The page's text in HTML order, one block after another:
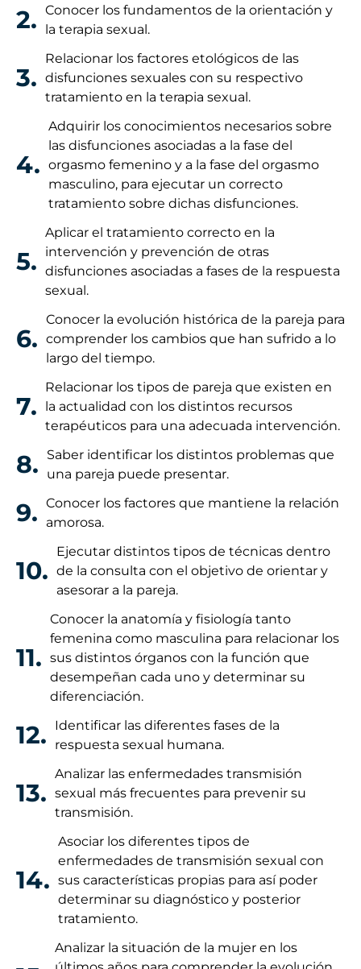
2. Conocer los fundamentos de la orientación y
la terapia sexual.
3.
Relacionar los factores etológicos de las
disfunciones sexuales con su respectivo
tratamiento en la terapia sexual.
4.
Adquirir los conocimientos necesarios sobre
las disfunciones asociadas a la fase del
orgasmo femenino y a la fase del orgasmo
masculino, para ejecutar un correcto
tratamiento sobre dichas disfunciones.
5.
Aplicar el tratamiento correcto en la
intervención y prevención de otras
disfunciones asociadas a fases de la respuesta
sexual.
6.
Conocer la evolución histórica de la pareja para
comprender los cambios que han sufrido a lo
largo del tiempo.
7.
Relacionar los tipos de pareja que existen en
la actualidad con los distintos recursos
terapéuticos para una adecuada intervención.
8.
Saber identificar los distintos problemas que
una pareja puede presentar.
9. Conocer los factores que mantiene la relación
amorosa.
10.
Ejecutar distintos tipos de técnicas dentro
de la consulta con el objetivo de orientar y
asesorar a la pareja.
11.
Conocer la anatomía y fisiología tanto
femenina como masculina para relacionar los
sus distintos órganos con la función que
desempeñan cada uno y determinar su
diferenciación.
12.
Identificar las diferentes fases de la
respuesta sexual humana.
13.
Analizar las enfermedades transmisión
sexual más frecuentes para prevenir su
transmisión.
14.
Asociar los diferentes tipos de
enfermedades de transmisión sexual con
sus características propias para así poder
determinar su diagnóstico y posterior
tratamiento.
Analizar la situación de la mujer en los